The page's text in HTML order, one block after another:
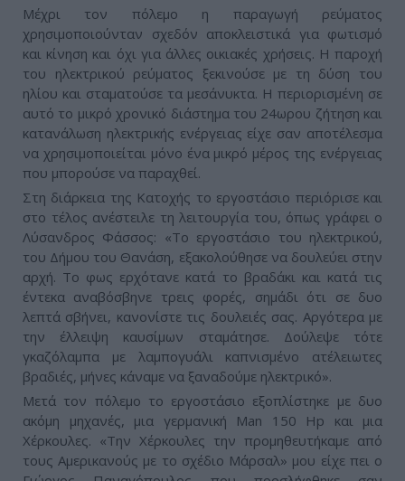
Μέχρι τον πόλεμο η παραγωγή ρεύματος
χρησιμοποιούνταν σχεδόν αποκλειστικά για φωτισμό
και κίνηση και όχι για άλλες οικιακές χρήσεις. Η παροχή
του ηλεκτρικού ρεύματος ξεκινούσε με τη δύση του
ηλίου και σταματούσε τα μεσάνυκτα. Η περιορισμένη σε
αυτό το μικρό χρονικό διάστημα του 24ωρου ζήτηση και
κατανάλωση ηλεκτρικής ενέργειας είχε σαν αποτέλεσμα
να χρησιμοποιείται μόνο ένα μικρό μέρος της ενέργειας
που μπορούσε να παραχθεί.
Στη διάρκεια της Κατοχής το εργοστάσιο περιόρισε και
στο τέλος ανέστειλε τη λειτουργία του, όπως γράφει ο
Λύσανδρος Φάσσος: «Το εργοστάσιο του ηλεκτρικού,
του Δήμου του Θανάση, εξακολούθησε να δουλεύει στην
αρχή. Το φως ερχότανε κατά το βραδάκι και κατά τις
έντεκα αναβόσβηνε τρεις φορές, σημάδι ότι σε δυο
λεπτά σβήνει, κανονίστε τις δουλειές σας. Αργότερα με
την έλλειψη καυσίμων σταμάτησε. Δούλεψε τότε
γκαζόλαμπα με λαμπογυάλι καπνισμένο ατέλειωτες
βραδιές, μήνες κάναμε να ξαναδούμε ηλεκτρικό».
Μετά τον πόλεμο το εργοστάσιο εξοπλίστηκε με δυο
ακόμη μηχανές, μια γερμανική Man 150 Hp και μια
Χέρκουλες. «Την Χέρκουλες την προμηθευτήκαμε από
τους Αμερικανούς με το σχέδιο Μάρσαλ» μου είχε πει ο